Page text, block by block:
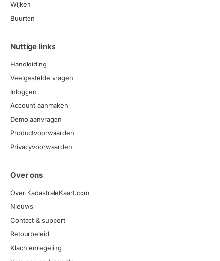
Wijken
Buurten
Nuttige links
Handleiding
Veelgestelde vragen
Inloggen
Account aanmaken
Demo aanvragen
Productvoorwaarden
Privacyvoorwaarden
Over ons
Over KadastraleKaart.com
Nieuws
Contact & support
Retourbeleid
Klachtenregeling